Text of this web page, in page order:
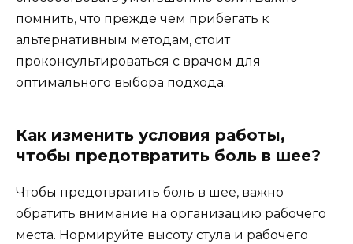
помнить, что прежде чем прибегать к
альтернативным методам, стоит
проконсультироваться с врачом для
оптимального выбора подхода.
Как изменить условия работы,
чтобы предотвратить боль в шее?
Чтобы предотвратить боль в шее, важно
обратить внимание на организацию рабочего
места. Нормируйте высоту стула и рабочего